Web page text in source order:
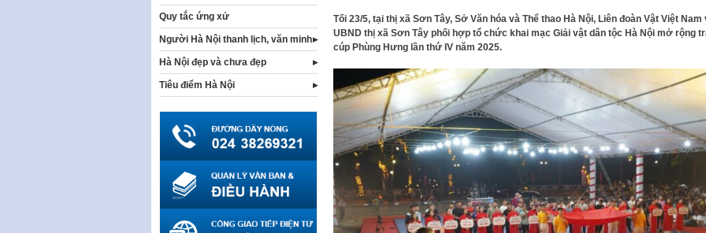
Tối 23/5, tại thị xã Sơn Tây, Sở Văn hóa và Thể thao Hà Nội, Liên đoàn Vật Việt Nam
UBND thị xã Sơn Tây phối hợp tổ chức khai mạc Giải vật dân tộc Hà Nội mở rộng
cúp Phùng Hưng lần thứ IV năm 2025.
Quy tắc ứng xử
Người Hà Nội thanh lịch, văn minh
Hà Nội đẹp và chưa đẹp
Tiêu điểm Hà Nội